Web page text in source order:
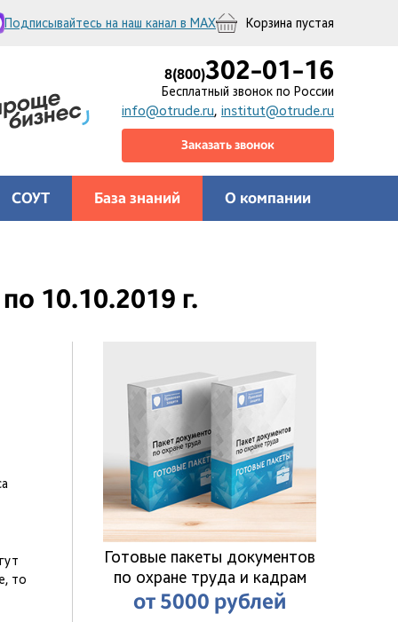
Подписывайтесь на наш канал в MAX Корзина пустая
8(800)302-01-16
Бесплатный звонок по России
info@otrude.ru, institut@otrude.ru
Заказать звонок
СОУТ База знаний О компании
10.10.2019 г.
то
Готовые пакеты документов
по охране труда и кадрам
от 5000 рублей